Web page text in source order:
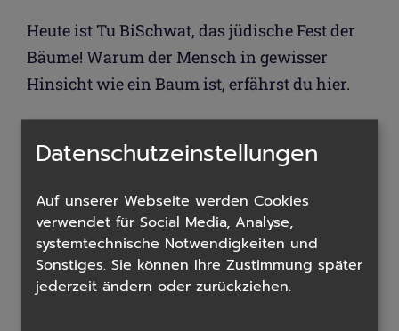
Heute ist Tu BiSchwat, das jüdische Fest der
Bäume! Warum der Mensch in gewisser
Hinsicht wie ein Baum ist, erfährst du hier.
In der Torah wird derMensch mit einem Baum in
einem Feld verglichen. Starke Wurzeln, der Glaube
Früchte – Torah und Mitzwot, hervor.
Man bezeichnet den heutigen Feiertag, welcher am
15. Tag des Monats Schwat begangen wird, auch als
das Neujahr der Bäume da an diesem Tag in der
Regeldie ersten Bäume im Heiligen Land zu
Datenschutzeinstellungen
Auf unserer Webseite werden Cookies
verwendet für Social Media, Analyse,
systemtechnische Notwendigkeiten und
Sonstiges. Sie können Ihre Zustimmung später
jederzeit ändern oder zurückziehen.